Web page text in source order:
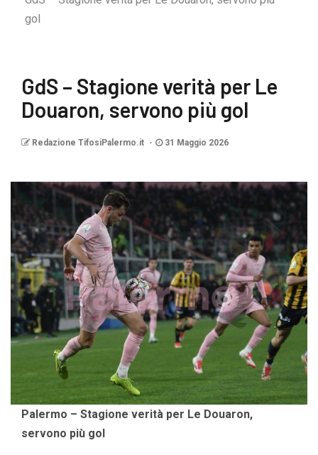
gol
GdS – Stagione verità per Le
Douaron, servono più gol
Redazione TifosiPalermo.it 31 Maggio 2026
Palermo – Stagione verità per Le Douaron,
servono più gol